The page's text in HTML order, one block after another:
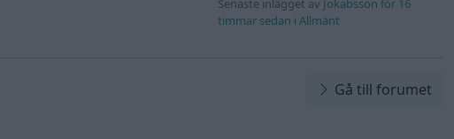
Senaste inlägget av Jokabsson för 16
timmar sedan i Allmänt
Gå till forumet